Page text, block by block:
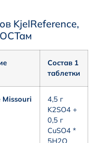
KjelReference,
Состав 1
таблетки
Missouri
4,5 г
K2SO4 +
0,5 г
CuSO4 *